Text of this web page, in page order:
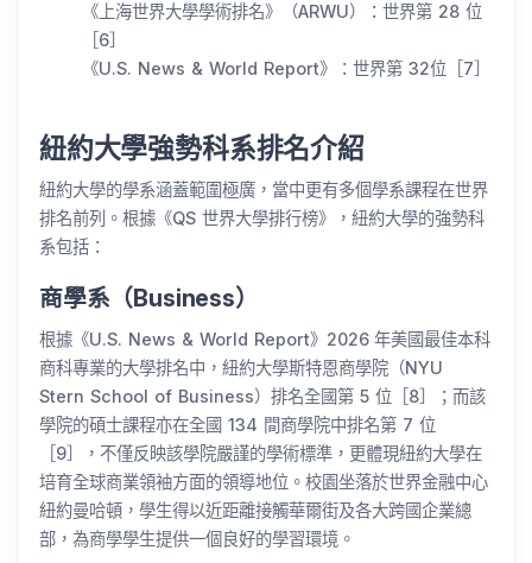
《上海世界大學學術排名》（ARWU）：世界第 28 位
［6］
《U.S. News & World Report》：世界第 32位［7］
紐約大學強勢科系排名介紹
紐約大學的學系涵蓋範圍極廣，當中更有多個學系課程在世界
排名前列。根據《QS 世界大學排行榜》，紐約大學的強勢科
系包括：
商學系（Business）
根據《U.S. News & World Report》2026 年美國最佳本科
商科專業的大學排名中，紐約大學斯特恩商學院（NYU
Stern School of Business）排名全國第 5 位［8］；而該
學院的碩士課程亦在全國 134 間商學院中排名第 7 位
［9］，不僅反映該學院嚴謹的學術標準，更體現紐約大學在
培育全球商業領袖方面的領導地位。校園坐落於世界金融中心
紐約曼哈頓，學生得以近距離接觸華爾街及各大跨國企業總
部，為商學學生提供一個良好的學習環境。